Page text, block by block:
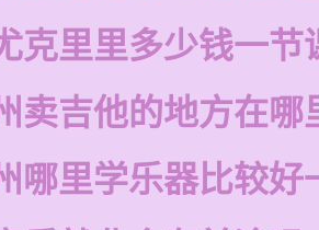
克里里多少钱一节
卖吉他的地方在哪
哪里学乐器比较好